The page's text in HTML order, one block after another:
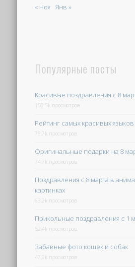
« Ноя Янв »
Популярные посты
Красивые поздравления с 8
150.5k просмотров
Рейтинг самых красивых
79.7k просмотров
Оригинальные подарки на 8
74.7k просмотров
Поздравления с 8 марта в
картинках
63.2k просмотров
Прикольные поздравления с 1
52.4k просмотров
Забавные фото кошек и собак
47.9k просмотров